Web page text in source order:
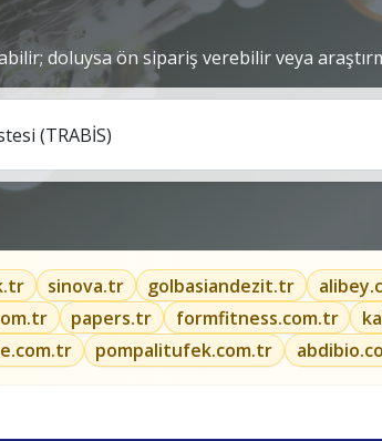
doluysa ön sipariş verebilir veya
sinova.tr golbasiandezit.tr
papers.tr formfitness.com.tr
pompalitufek.com.tr